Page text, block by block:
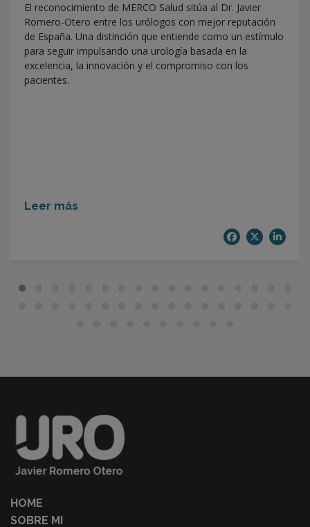
El reconocimiento de MERCO Salud sitúa al Dr. Javier
Romero-Otero entre los urólogos con mejor reputación
de España. Una distinción que entiende como un estímulo
para seguir impulsando una urología basada en la
excelencia, la innovación y el compromiso con los
pacientes.
Leer más
HOME
SOBRE MI